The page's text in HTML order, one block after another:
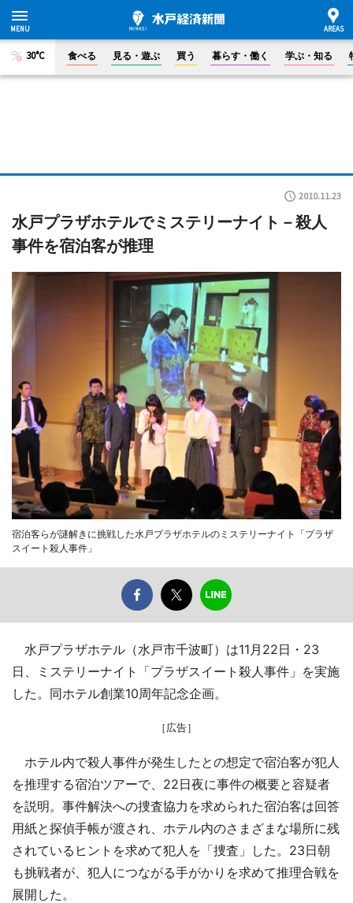
30°C 食べる 見る・遊ぶ 買う 暮らす・働く 学ぶ・知る
2010.11.23
水戸プラザホテルでミステリーナイト－殺人
事件を宿泊客が推理
宿泊客らが謎解きに挑戦した水戸プラザホテルのミステリーナイト「プラザ
スイート殺人事件」
水戸プラザホテル（水戸市千波町）は11月22日・23
日、ミステリーナイト「プラザスイート殺人事件」を実施
した。同ホテル創業10周年記念企画。
［広告］
ホテル内で殺人事件が発生したとの想定で宿泊客が犯人
を推理する宿泊ツアーで、22日夜に事件の概要と容疑者
を説明。事件解決への捜査協力を求められた宿泊客は回答
用紙と探偵手帳が渡され、ホテル内のさまざまな場所に残
されているヒントを求めて犯人を「捜査」した。23日朝
も挑戦者が、犯人につながる手がかりを求めて推理合戦を
展開した。